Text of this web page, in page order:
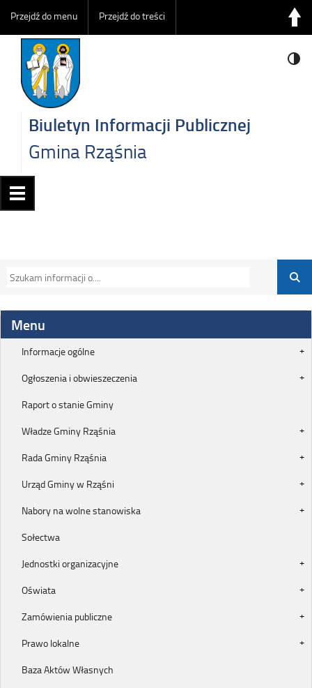
Przejdź do menu Przejdź do treści
Biuletyn Informacji Publicznej
Gmina Rząśnia
Menu
Informacje ogólne
Ogłoszenia i obwieszeczenia
Raport o stanie Gminy
Władze Gminy Rząśnia
Rada Gminy Rząśnia
Urząd Gminy w Rząśni
Nabory na wolne stanowiska
Sołectwa
Jednostki organizacyjne
Oświata
Zamówienia publiczne
Prawo lokalne
Baza Aktów Własnych